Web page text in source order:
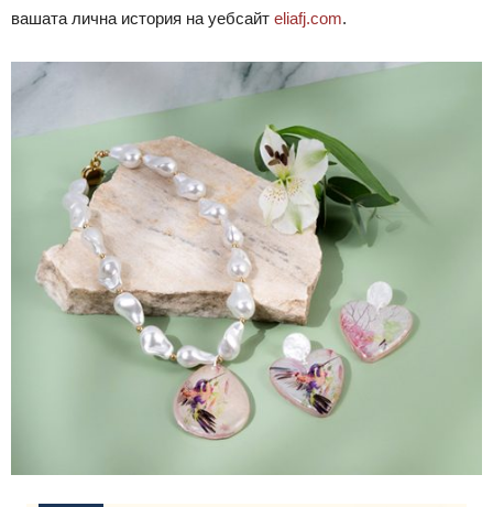
вашата лична история на уебсайт eliafj.com.